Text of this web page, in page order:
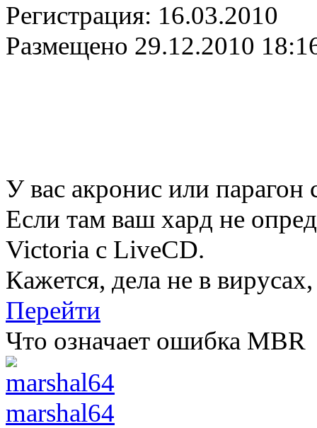
Регистрация: 16.03.2010
Размещено 29.12.2010
У вас акронис или парагон
Если там ваш хард не
Victoria с LiveCD.
Кажется, дела не в
Перейти
Что означает ошибка MBR
marshal64